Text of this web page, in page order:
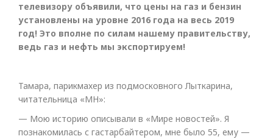
телевизору объявили, что цены на газ и бензин
установлены на уровне 2016 года на весь 2019
год! Это вполне по силам нашему правительству,
ведь газ и нефть мы экспортируем!
Тамара, парикмахер из подмосковного Лыткарина,
читательница «МН»:
— Мою историю описывали в «Мире новостей». Я
познакомилась с гастарбайтером, мне было 55, ему —